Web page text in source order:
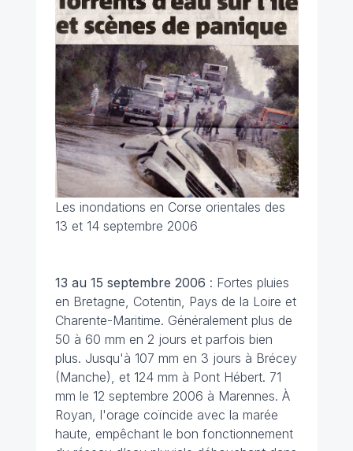
Les inondations en Corse orientales des
13 et 14 septembre 2006
13 au 15 septembre 2006 : Fortes pluies
en Bretagne, Cotentin, Pays de la Loire et
Charente-Maritime. Généralement plus de
50 à 60 mm en 2 jours et parfois bien
plus. Jusqu'à 107 mm en 3 jours à Brécey
(Manche), et 124 mm à Pont Hébert. 71
mm le 12 septembre 2006 à Marennes. À
Royan, l'orage coïncide avec la marée
haute, empêchant le bon fonctionnement